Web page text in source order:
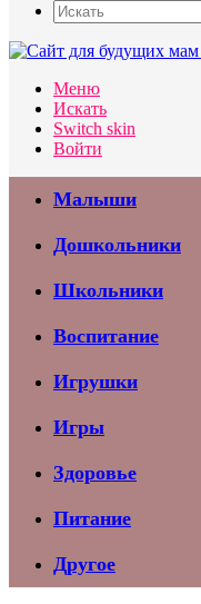
Меню
Искать
Switch skin
Войти
Малыши
Дошкольники
Школьники
Воспитание
Игрушки
Игры
Здоровье
Питание
Другое